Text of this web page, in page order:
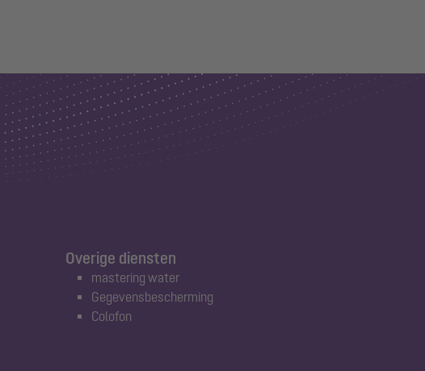
Overige diensten
mastering water
Gegevensbescherming
Colofon